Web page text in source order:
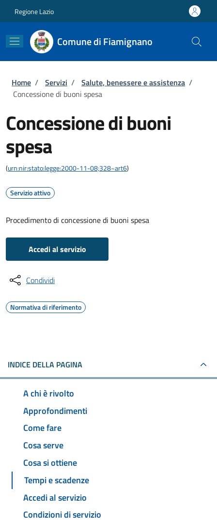
Regione Lazio
Comune di Fiamignano
Briciole di pane
Home / Servizi / Salute, benessere e assistenza /
Concessione di buoni spesa
Concessione di buoni
spesa
(urn:nir:stato:legge:2000-11-08;328~art6)
Servizio attivo
Procedimento di concessione di buoni spesa
Accedi al servizio
Condividi
Normativa di riferimento
INDICE DELLA PAGINA
A chi è rivolto
Approfondimenti
Come fare
Cosa serve
Cosa si ottiene
Tempi e scadenze
Accedi al servizio
Condizioni di servizio